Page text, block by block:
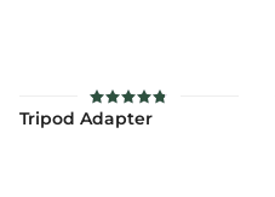
ให้คะแนน
4.8
Tripod Adapter